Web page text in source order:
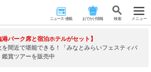
ニュース･連載 おでかけ情報 検 索 メニュー
港パーク席と宿泊ホテルがセット】
を間近で堪能できる！「みなとみらいフェスティバ
鑑賞ツアーを販売中